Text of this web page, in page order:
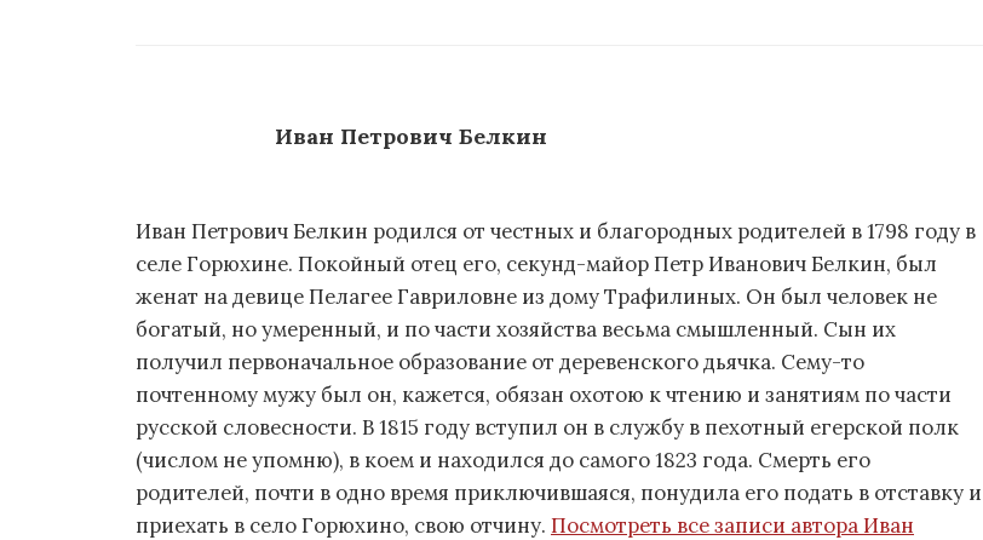
Иван Петрович Белкин
Иван Петрович Белкин родился от честных и благородных родителей в 1798 году в
селе Горюхине. Покойный отец его, секунд-майор Петр Иванович Белкин, был
женат на девице Пелагее Гавриловне из дому Трафилиных. Он был человек не
богатый, но умеренный, и по части хозяйства весьма смышленный. Сын их
получил первоначальное образование от деревенского дьячка. Сему-то
почтенному мужу был он, кажется, обязан охотою к чтению и занятиям по части
русской словесности. В 1815 году вступил он в службу в пехотный егерской полк
(числом не упомню), в коем и находился до самого 1823 года. Смерть его
родителей, почти в одно время приключившаяся, понудила его подать в отставку и
приехать в село Горюхино, свою отчину. Посмотреть все записи автора Иван